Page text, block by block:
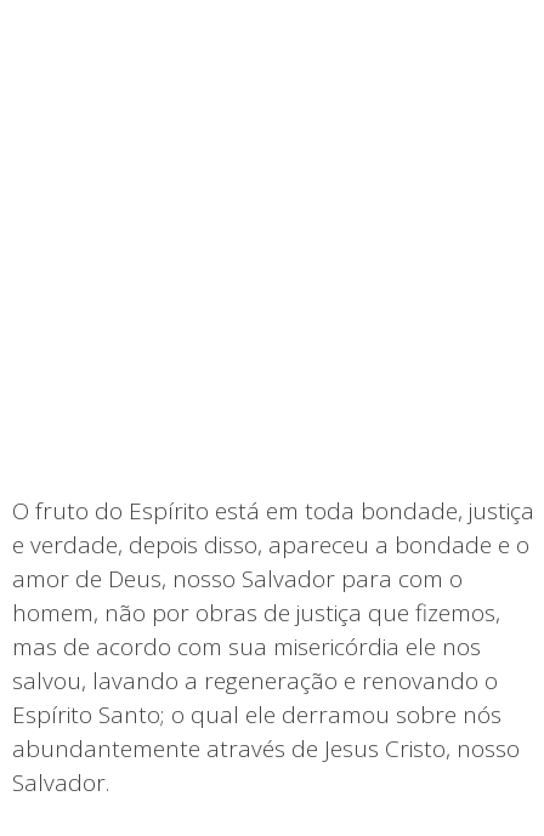
O fruto do Espírito está em toda bondade, justiça
e verdade, depois disso, apareceu a bondade e o
amor de Deus, nosso Salvador para com o
homem, não por obras de justiça que fizemos,
mas de acordo com sua misericórdia ele nos
salvou, lavando a regeneração e renovando o
Espírito Santo; o qual ele derramou sobre nós
abundantemente através de Jesus Cristo, nosso
Salvador.